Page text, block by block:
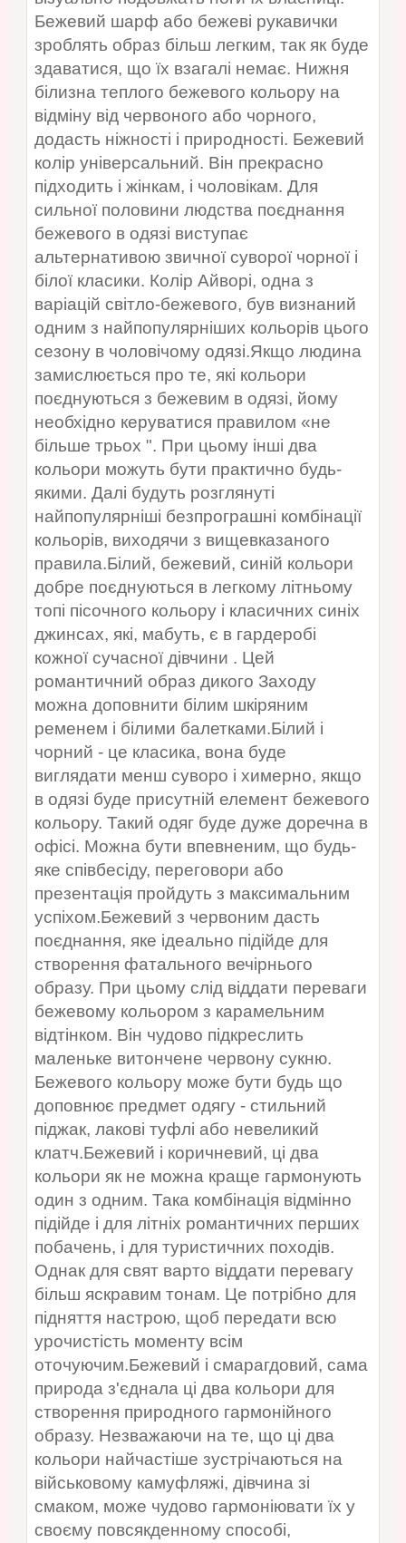
Бежевий шарф або бежеві рукавички
зроблять образ більш легким, так як буде
здаватися, що їх взагалі немає. Нижня
білизна теплого бежевого кольору на
відміну від червоного або чорного,
додасть ніжності і природності. Бежевий
колір універсальний. Він прекрасно
підходить і жінкам, і чоловікам. Для
сильної половини людства поєднання
бежевого в одязі виступає
альтернативою звичної суворої чорної і
білої класики. Колір Айворі, одна з
варіацій світло-бежевого, був визнаний
одним з найпопулярніших кольорів цього
сезону в чоловічому одязі.Якщо людина
замислюється про те, які кольори
поєднуються з бежевим в одязі, йому
необхідно керуватися правилом «не
більше трьох ". При цьому інші два
кольори можуть бути практично будь-
якими. Далі будуть розглянуті
найпопулярніші безпрограшні комбінації
кольорів, виходячи з вищевказаного
правила.Білий, бежевий, синій кольори
добре поєднуються в легкому літньому
топі пісочного кольору і класичних синіх
джинсах, які, мабуть, є в гардеробі
кожної сучасної дівчини . Цей
романтичний образ дикого Заходу
можна доповнити білим шкіряним
ременем і білими балетками.Білий і
чорний - це класика, вона буде
виглядати менш суворо і химерно, якщо
в одязі буде присутній елемент бежевого
кольору. Такий одяг буде дуже доречна в
офісі. Можна бути впевненим, що будь-
яке співбесіду, переговори або
презентація пройдуть з максимальним
успіхом.Бежевий з червоним дасть
поєднання, яке ідеально підійде для
створення фатального вечірнього
образу. При цьому слід віддати переваги
бежевому кольором з карамельним
відтінком. Він чудово підкреслить
маленьке витончене червону сукню.
Бежевого кольору може бути будь що
доповнює предмет одягу - стильний
піджак, лакові туфлі або невеликий
клатч.Бежевий і коричневий, ці два
кольори як не можна краще гармонують
один з одним. Така комбінація відмінно
підійде і для літніх романтичних перших
побачень, і для туристичних походів.
Однак для свят варто віддати перевагу
більш яскравим тонам. Це потрібно для
підняття настрою, щоб передати всю
урочистість моменту всім
оточуючим.Бежевий і смарагдовий, сама
природа з'єднала ці два кольори для
створення природного гармонійного
образу. Незважаючи на те, що ці два
кольори найчастіше зустрічаються на
військовому камуфляжі, дівчина зі
смаком, може чудово гармоніювати їх у
своєму повсякденному способі,